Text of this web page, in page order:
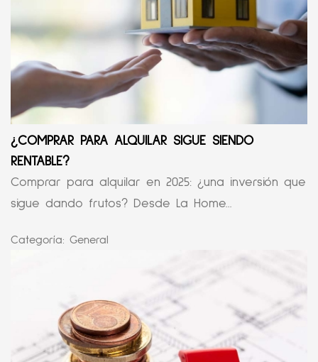
¿COMPRAR PARA ALQUILAR SIGUE SIENDO
RENTABLE?
Comprar para alquilar en 2025: ¿una inversión que
sigue dando frutos? Desde La Home...
Categoría: General